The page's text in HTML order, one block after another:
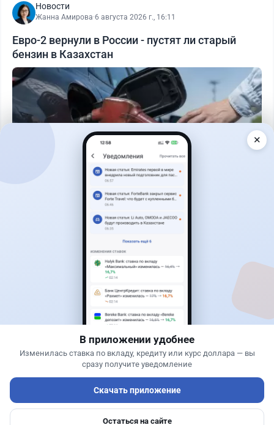
Новости
Жанна Амирова·6 августа 2026 г., 16:11
Евро-2 вернули в России - пустят ли старый
бензин в Казахстан
0
4 августа 2026 г., 10:17
Въезд в Казахстан изменят: иностранцам
понадобится разрешение
✕
В приложении удобнее
Изменилась ставка по вкладу, кредиту или курс доллара — вы
сразу получите уведомление
Скачать приложение
Остаться на сайте